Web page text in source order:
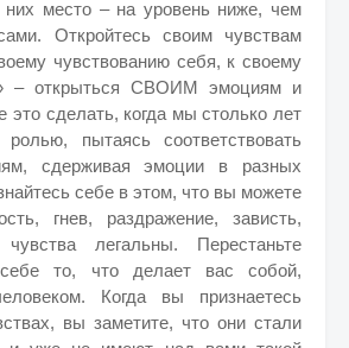
них место – на уровень ниже, чем
Откройтесь своим чувствам
чувствованию себя, к своему
– открыться СВОИМ эмоциям и
это сделать, когда мы столько лет
пытаясь соответствовать
сдерживая эмоции в разных
себе в этом, что вы можете
гнев, раздражение, зависть,
легальны. Перестаньте
то, что делает вас собой,
Когда вы признаетесь
вы заметите, что они стали